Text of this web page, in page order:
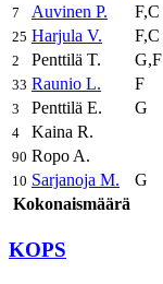
7 Auvinen P. F,C
25 Harjula V. F,C
2 Penttilä T. G,F
33 Raunio L. F
3 Penttilä E. G
4 Kaina R.
90 Ropo A.
10 Sarjanoja M. G
Kokonaismäärä
KOPS